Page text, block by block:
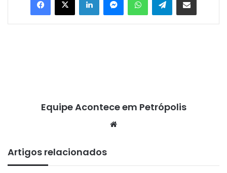
Equipe Acontece em Petrópolis
Artigos relacionados